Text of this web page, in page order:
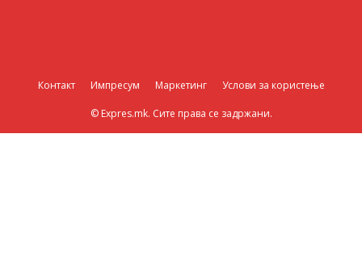
Контакт Импресум Маркетинг Услови за користење
© Expres.mk. Сите права се задржани.